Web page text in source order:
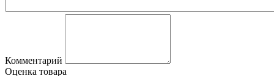
Комментарий
Оценка товара